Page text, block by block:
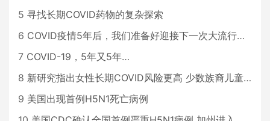
5 寻找长期COVID药物的复杂探索
6 COVID疫情5年后，我们准备好迎接下一次大流行了吗？
7 COVID-19，5年又5年…
8 新研究指出女性长期COVID风险更高 少数族裔儿童存在差异
9 美国出现首例H5N1死亡病例